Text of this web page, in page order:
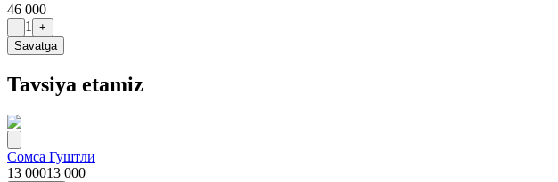
46 000
- 1
+
Savatga
Tavsiya etamiz
Сомса Гуштли
13 00013 000